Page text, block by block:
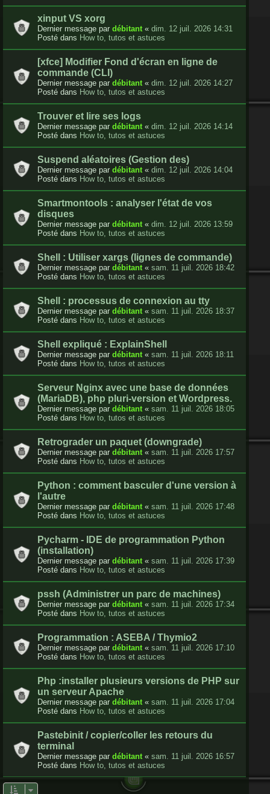
xinput VS xorg
Dernier message par débitant« dim. 12 juil. 2026 14:31
Posté dans How to, tutos et astuces
[xfce] Modifier Fond d'écran en ligne de
commande (CLI)
Dernier message par débitant« dim. 12 juil. 2026 14:27
Posté dans How to, tutos et astuces
Trouver et lire ses logs
Dernier message par débitant« dim. 12 juil. 2026 14:14
Posté dans How to, tutos et astuces
Suspend aléatoires (Gestion des)
Dernier message par débitant« dim. 12 juil. 2026 14:04
Posté dans How to, tutos et astuces
Smartmontools : analyser l'état de vos
disques
Dernier message par débitant« dim. 12 juil. 2026 13:59
Posté dans How to, tutos et astuces
Shell : Utiliser xargs (lignes de commande)
Dernier message par débitant« sam. 11 juil. 2026 18:42
Posté dans How to, tutos et astuces
Shell : processus de connexion au tty
Dernier message par débitant« sam. 11 juil. 2026 18:37
Posté dans How to, tutos et astuces
Shell expliqué : ExplainShell
Dernier message par débitant« sam. 11 juil. 2026 18:11
Posté dans How to, tutos et astuces
Serveur Nginx avec une base de données
(MariaDB), php pluri-version et Wordpress.
Dernier message par débitant« sam. 11 juil. 2026 18:05
Posté dans How to, tutos et astuces
Retrograder un paquet (downgrade)
Dernier message par débitant« sam. 11 juil. 2026 17:57
Posté dans How to, tutos et astuces
Python : comment basculer d'une version à
l'autre
Dernier message par débitant« sam. 11 juil. 2026 17:48
Posté dans How to, tutos et astuces
Pycharm - IDE de programmation Python
(installation)
Dernier message par débitant« sam. 11 juil. 2026 17:39
Posté dans How to, tutos et astuces
pssh (Administrer un parc de machines)
Dernier message par débitant« sam. 11 juil. 2026 17:34
Posté dans How to, tutos et astuces
Programmation : ASEBA / Thymio2
Dernier message par débitant« sam. 11 juil. 2026 17:10
Posté dans How to, tutos et astuces
Php :installer plusieurs versions de PHP sur
un serveur Apache
Dernier message par débitant« sam. 11 juil. 2026 17:04
Posté dans How to, tutos et astuces
Pastebinit / copier/coller les retours du
terminal
Dernier message par débitant« sam. 11 juil. 2026 16:57
Posté dans How to, tutos et astuces